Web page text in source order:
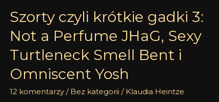
Szorty czyli krótkie gadki 3:
Not a Perfume JHaG, Sexy
Turtleneck Smell Bent i
Omniscent Yosh
12 komentarzy / Bez kategorii / Klaudia Heintze